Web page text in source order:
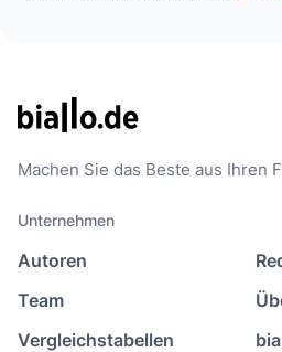
Machen Sie das Beste aus Ihren
Unternehmen
Autoren
Team
Vergleichstabellen